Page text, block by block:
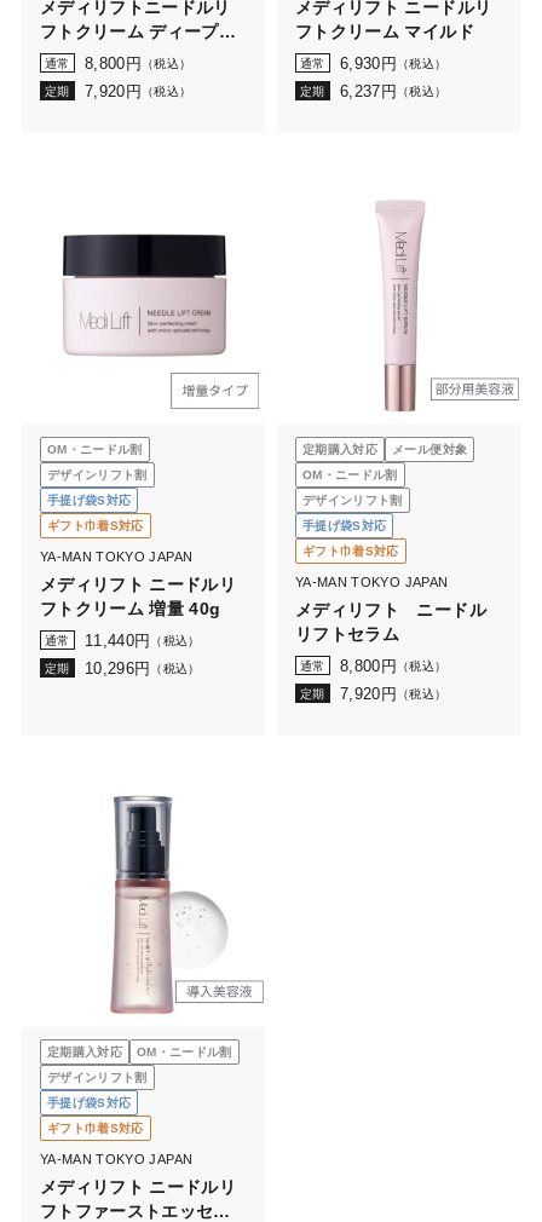
メディリフトニードルリ
フトクリーム ディープモ
イスト
通常 8,800 円 （税込）
定期 7,920 円 （税込）
メディリフト ニードルリ
フトクリーム マイルド
通常 6,930 円 （税込）
定期 6,237 円 （税込）
OM・ニードル割
デザインリフト割
手提げ袋S対応
ギフト巾着S対応
YA-MAN TOKYO JAPAN
メディリフト ニードルリ
フトクリーム 増量 40g
通常 11,440円 （税込）
定期 10,296円 （税込）
定期購入対応
メール便対象
OM・ニードル割
デザインリフト割
手提げ袋S対応
ギフト巾着S対応
YA-MAN TOKYO JAPAN
メディリフト ニードル
リフトセラム
通常 8,800 円 （税込）
定期 7,920 円 （税込）
定期購入対応
OM・ニードル割
デザインリフト割
手提げ袋S対応
ギフト巾着S対応
YA-MAN TOKYO JAPAN
メディリフト ニードルリ
フトファーストエッセン